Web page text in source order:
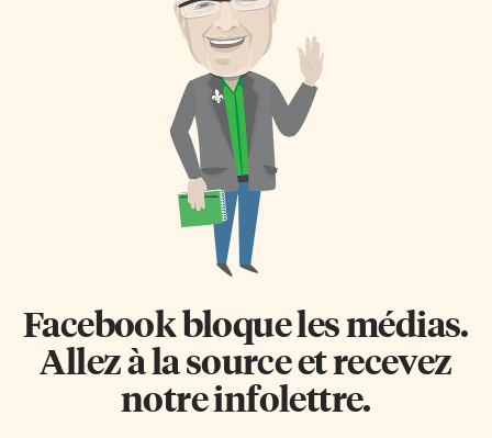
Facebook bloque les médias.
Allez à la source et recevez
notre infolettre.